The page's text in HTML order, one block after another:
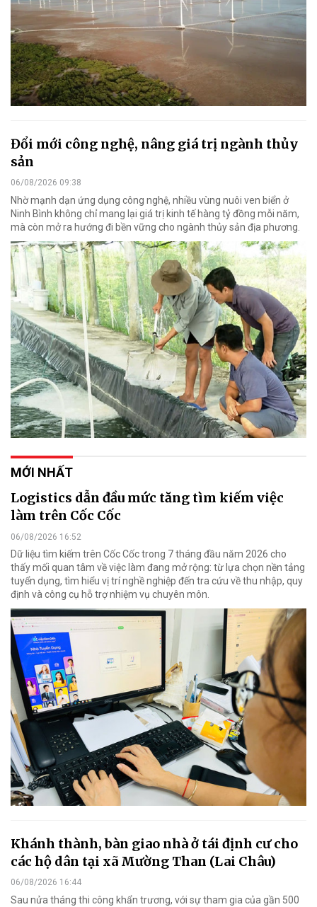
Đổi mới công nghệ, nâng giá trị ngành thủy
sản
06/08/2026 09:38
Nhờ mạnh dạn ứng dụng công nghệ, nhiều vùng nuôi ven biển ở
Ninh Bình không chỉ mang lại giá trị kinh tế hàng tỷ đồng mỗi năm,
mà còn mở ra hướng đi bền vững cho ngành thủy sản địa phương.
MỚI NHẤT
Logistics dẫn đầu mức tăng tìm kiếm việc
làm trên Cốc Cốc
06/08/2026 16:52
Dữ liệu tìm kiếm trên Cốc Cốc trong 7 tháng đầu năm 2026 cho
thấy mối quan tâm về việc làm đang mở rộng: từ lựa chọn nền tảng
tuyển dụng, tìm hiểu vị trí nghề nghiệp đến tra cứu về thu nhập, quy
định và công cụ hỗ trợ nhiệm vụ chuyên môn.
Khánh thành, bàn giao nhà ở tái định cư cho
các hộ dân tại xã Mường Than (Lai Châu)
06/08/2026 16:44
Sau nửa tháng thi công khẩn trương, với sự tham gia của gần 500